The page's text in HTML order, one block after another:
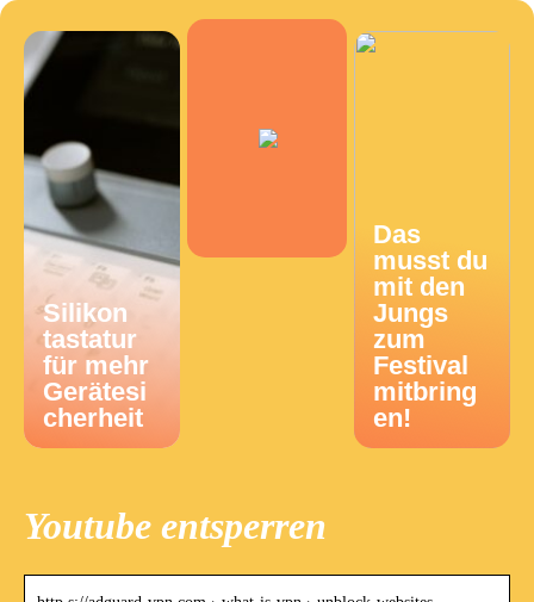
Silikon
tastatur
für mehr
Gerätesi
cherheit
Das
musst du
mit den
Jungs
zum
Festival
mitbring
en!
Youtube entsperren